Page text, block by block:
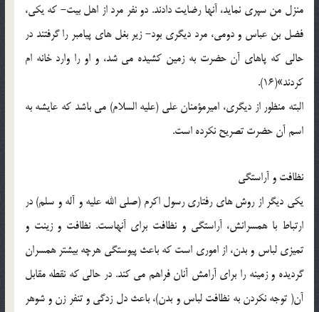
منزل من سپری نماید، آنها رضایت دادند. دو نفر مرد از اهل بیت- که یکی،
فضل بن عباس و دومی، مرد دیگری بود- زیر بغل های پیامبر را گرفتند در
حالی که پاهای آن حضرت به زمین کشیده می شد، و او را وارد خانه ام
کردند»(16).
البته منظور از دیگری، امیرمؤمنان علی (علیه السلام) می باشد که عایشه به
اسم آن حضرت تصریح نکرده است.
نظافت و آراستگی
یکی دیگر از روش های رفتاری رسول اکرم (صلی الله علیه و آله و سلم) در
ارتباط با همسرانش، آراستگی و نظافت برای آنهاست. نظافت و زینت و
تمیزی لباس و بدن، از اموری است که باعث پیوستگی هرچه بیشتر همسران
گردیده و زمینه را برای آرامش آنان فراهم می کند. در حالی که نقطه مقابل
آن( توجه نکردن به نظافت لباس و بدن)، باعث دل زدگی و تنفر زن و شوهر